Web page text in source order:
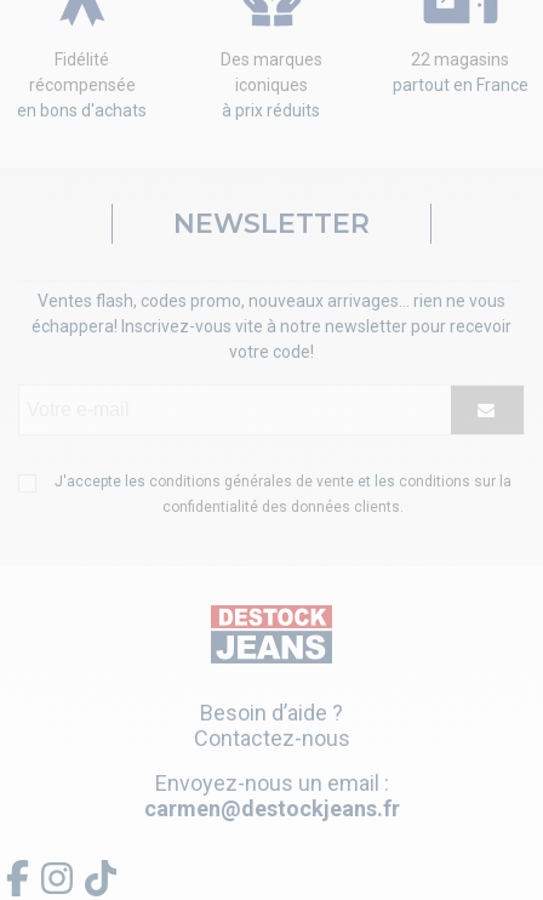
Fidélité
récompensée
en bons d'achats
Des marques
iconiques
à prix réduits
22 magasins
partout en France
NEWSLETTER
Ventes flash, codes promo, nouveaux arrivages... rien ne vous
échappera! Inscrivez-vous vite à notre newsletter pour recevoir
votre code!
J'accepte les conditions générales de vente et les conditions sur la
confidentialité des données clients
Besoin d’aide ?
Contactez-nous
Envoyez-nous un email :
carmen@destockjeans.fr